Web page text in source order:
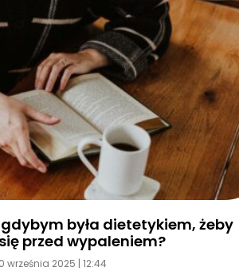
była dietetykiem, żeby
przed wypaleniem?
września 2025 12:44